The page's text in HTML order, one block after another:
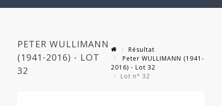
PETER WULLIMANN
(1941-2016) - LOT
32
Résultat
Peter WULLIMANN (1941-
2016) - Lot 32
Lot n° 32